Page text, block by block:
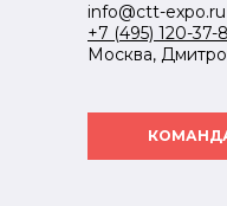
info@ctt-expo.ru
+7 (495) 120-37-
Москва,